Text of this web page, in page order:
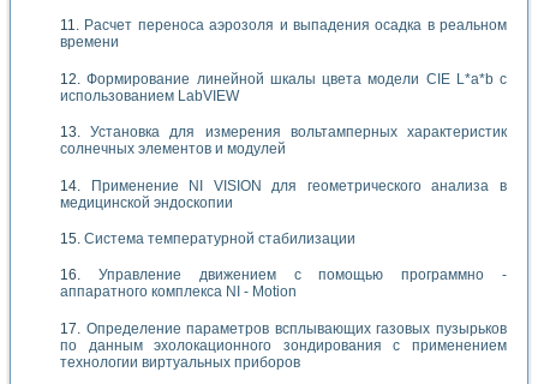
Расчет переноса аэрозоля и выпадения осадка в реальном
времени
Формирование линейной шкалы цвета модели CIE L*a*b с
использованием LabVIEW
Установка для измерения вольтамперных характеристик
солнечных элементов и модулей
Применение NI VISION для геометрического анализа в
медицинской эндоскопии
Система температурной стабилизации
Управление движением с помощью программно -
аппаратного комплекса NI - Motion
Определение параметров всплывающих газовых пузырьков
по данным эхолокационного зондирования с применением
технологии виртуальных приборов